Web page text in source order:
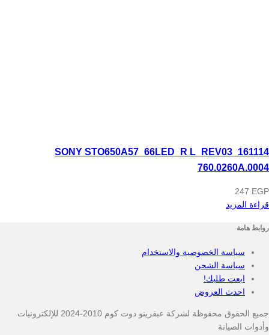
SONY STO650A57_66LED_R L_REV03_161114
760.0260A.0004
247 EGP
قراءة المزيد
روابط هامة
سياسة الخصوصية والاستخدام
سياسة الشحن
ابعت طلبك!
احدث العروض
جميع الحقوق محفوظة لشركة عبقرينو دوت كوم 2010-2024 للإلكترونيات
وأدوات الصيانة